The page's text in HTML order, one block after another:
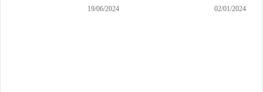
02/01/2024
19/06/2024